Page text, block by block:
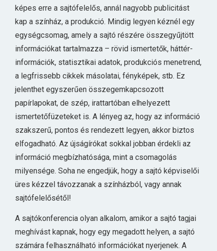
képes erre a sajtófelelős, annál nagyobb publicitást
kap a színház, a produkció. Mindig legyen kéznél egy
egységcsomag, amely a sajtó részére összegyűjtött
információkat tartalmazza – rövid ismertetők, háttér-
információk, statisztikai adatok, produkciós menetrend,
a legfrissebb cikkek másolatai, fényképek, stb. Ez
jelenthet egyszerűen összegemkapcsozott
papírlapokat, de szép, irattartóban elhelyezett
ismertetőfüzeteket is. A lényeg az, hogy az információ
szakszerű, pontos és rendezett legyen, akkor biztos
elfogadható. Az újságírókat sokkal jobban érdekli az
információ megbízhatósága, mint a csomagolás
milyensége. Soha ne engedjük, hogy a sajtó képviselői
üres kézzel távozzanak a színházból, vagy annak
sajtófelelősétől!
A sajtókonferencia olyan alkalom, amikor a sajtó tagjai
meghívást kapnak, hogy egy megadott helyen, a sajtó
számára felhasználható információkat nyerjenek. A